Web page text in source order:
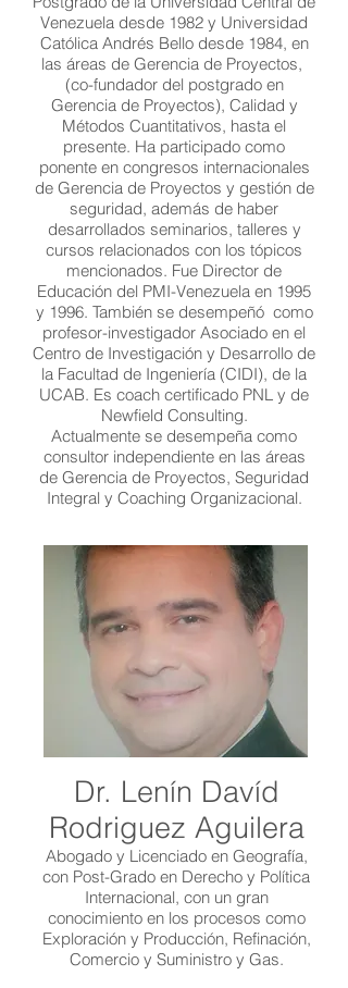
Venezuela desde 1982 y Universidad
Católica Andrés Bello desde 1984, en
las áreas de Gerencia de Proyectos,
(co-fundador del postgrado en
Gerencia de Proyectos), Calidad y
Métodos Cuantitativos, hasta el
presente. Ha participado como
ponente en congresos internacionales
de Gerencia de Proyectos y gestión de
seguridad, además de haber
desarrollados seminarios, talleres y
cursos relacionados con los tópicos
mencionados. Fue Director de
Educación del PMI-Venezuela en 1995
y 1996. También se desempeñó como
profesor-investigador Asociado en el
Centro de Investigación y Desarrollo de
la Facultad de Ingeniería (CIDI), de la
UCAB. Es coach certificado PNL y de
Newfield Consulting.
Actualmente se desempeña como
consultor independiente en las áreas
de Gerencia de Proyectos, Seguridad
Integral y Coaching Organizacional.
Dr. Lenín Davíd
Rodriguez Aguilera
Abogado y Licenciado en Geografía,
con Post-Grado en Derecho y Política
Internacional, con un gran
conocimiento en los procesos como
Exploración y Producción, Refinación,
Comercio y Suministro y Gas.